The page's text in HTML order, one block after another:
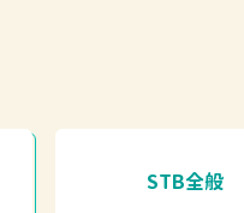
STB全般